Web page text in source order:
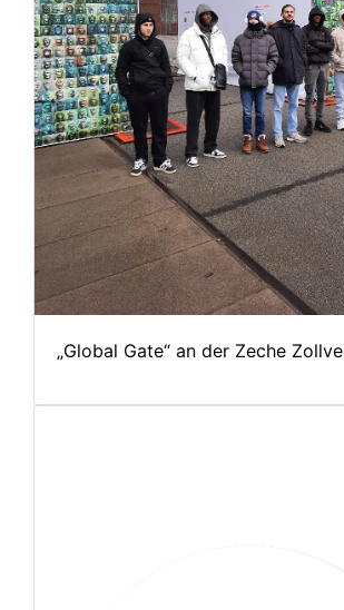
„Global Gate“ an der Zeche